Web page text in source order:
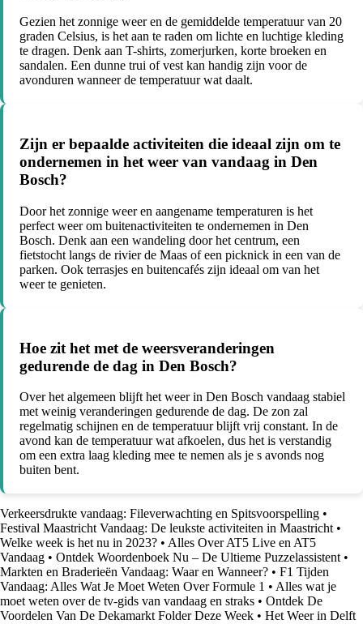
Gezien het zonnige weer en de gemiddelde temperatuur van 20
graden Celsius, is het aan te raden om lichte en luchtige kleding
te dragen. Denk aan T-shirts, zomerjurken, korte broeken en
sandalen. Een dunne trui of vest kan handig zijn voor de
avonduren wanneer de temperatuur wat daalt.
Zijn er bepaalde activiteiten die ideaal zijn om te
ondernemen in het weer van vandaag in Den
Bosch?
Door het zonnige weer en aangename temperaturen is het
perfect weer om buitenactiviteiten te ondernemen in Den
Bosch. Denk aan een wandeling door het centrum, een
fietstocht langs de rivier de Maas of een picknick in een van de
parken. Ook terrasjes en buitencafés zijn ideaal om van het
weer te genieten.
Hoe zit het met de weersveranderingen
gedurende de dag in Den Bosch?
Over het algemeen blijft het weer in Den Bosch vandaag stabiel
met weinig veranderingen gedurende de dag. De zon zal
regelmatig schijnen en de temperatuur blijft vrij constant. In de
avond kan de temperatuur wat afkoelen, dus het is verstandig
om een extra laag kleding mee te nemen als je s avonds nog
buiten bent.
Verkeersdrukte vandaag: Fileverwachting en Spitsvoorspelling •
Festival Maastricht Vandaag: De leukste activiteiten in Maastricht •
Welke week is het nu in 2023? • Alles Over AT5 Live en AT5
Vandaag • Ontdek Woordenboek Nu – De Ultieme Puzzelassistent •
Markten en Braderieën Vandaag: Waar en Wanneer? • F1 Tijden
Vandaag: Alles Wat Je Moet Weten Over Formule 1 • Alles wat je
moet weten over de tv-gids van vandaag en straks • Ontdek De
Voordelen Van De Dekamarkt Folder Deze Week • Het Weer in Delft